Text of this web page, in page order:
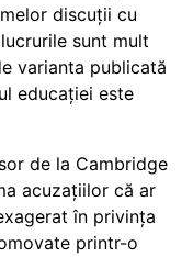
discuții cu
sunt mult
varianta publicată
educației este
de la Cambridge
acuzațiilor că ar
în privința
printr-o